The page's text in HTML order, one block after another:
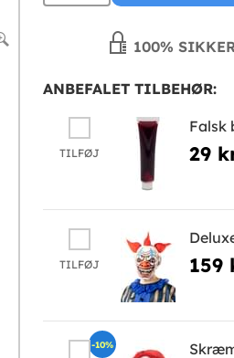
100%
ANBEFALET TILBEHØR:
TILFØJ
Falsk
29
TILFØJ 159
-10%